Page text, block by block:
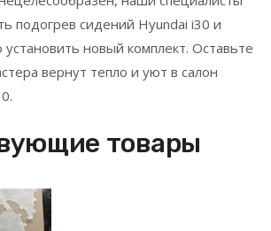
подогрев сидений Hyundai i30 и
новый комплект. Оставьте
вернут тепло и уют в салон
товары